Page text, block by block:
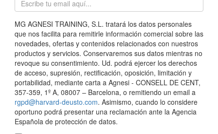
MG AGNESI TRAINING, S.L. tratará los datos personales
que nos facilita para remitirle información comercial sobre las
novedades, ofertas y contenidos relacionados con nuestros
productos y servicios. Conservaremos sus datos mientras no
revoque su consentimiento. Ud. podrá ejercer los derechos
de acceso, supresión, rectificación, oposición, limitación y
portabilidad, mediante carta a Agnesi - CONSELL DE CENT,
357-359, 1º A, 08007 – Barcelona, o remitiendo un email a
rgpd@harvard-deusto.com. Asimismo, cuando lo considere
oportuno podrá presentar una reclamación ante la Agencia
Española de protección de datos.